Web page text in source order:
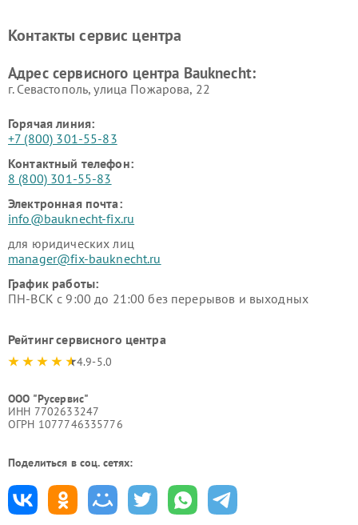
Контакты сервис центра
Адрес сервисного центра Bauknecht:
г. Севастополь, улица Пожарова, 22
Горячая линия:
+7 (800) 301-55-83
Контактный телефон:
8 (800) 301-55-83
Электронная почта:
info@bauknecht-fix.ru
для юридических лиц
manager@fix-bauknecht.ru
График работы:
ПН-ВСК с 9:00 до 21:00 без перерывов и выходных
Рейтинг сервисного центра
4.9-5.0
ООО "Русервис"
ИНН 7702633247
ОГРН 1077746335776
Поделиться в соц. сетях: